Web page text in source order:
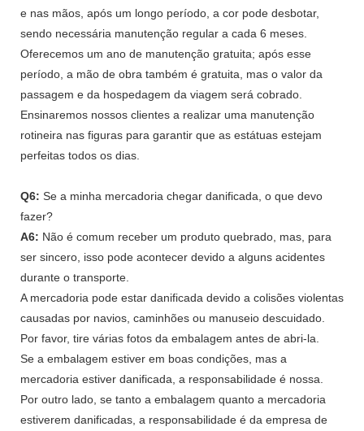
e nas mãos, após um longo período, a cor pode desbotar,
sendo necessária manutenção regular a cada 6 meses.
Oferecemos um ano de manutenção gratuita; após esse
período, a mão de obra também é gratuita, mas o valor da
passagem e da hospedagem da viagem será cobrado.
Ensinaremos nossos clientes a realizar uma manutenção
rotineira nas figuras para garantir que as estátuas estejam
perfeitas todos os dias.
Q6: Se a minha mercadoria chegar danificada, o que devo
fazer?
A6: Não é comum receber um produto quebrado, mas, para
ser sincero, isso pode acontecer devido a alguns acidentes
durante o transporte.
A mercadoria pode estar danificada devido a colisões violentas
causadas por navios, caminhões ou manuseio descuidado.
Por favor, tire várias fotos da embalagem antes de abri-la.
Se a embalagem estiver em boas condições, mas a
mercadoria estiver danificada, a responsabilidade é nossa.
Por outro lado, se tanto a embalagem quanto a mercadoria
estiverem danificadas, a responsabilidade é da empresa de